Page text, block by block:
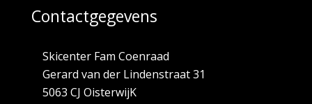
Contactgegevens
Skicenter Fam Coenraad
Gerard van der Lindenstraat 31
5063 CJ OisterwijK